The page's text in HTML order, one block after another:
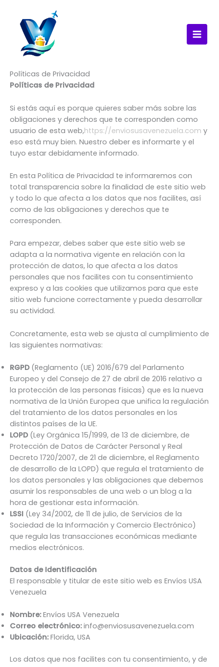
contenido
Políticas de Privacidad
Políticas de Privacidad
Si estás aquí es porque quieres saber más sobre las
obligaciones y derechos que te corresponden como
usuario de esta web,https://enviosusavenezuela.com y
eso está muy bien. Nuestro deber es informarte y el
tuyo estar debidamente informado.
En esta Política de Privacidad te informaremos con
total transparencia sobre la finalidad de este sitio web
y todo lo que afecta a los datos que nos facilites, así
como de las obligaciones y derechos que te
corresponden.
Para empezar, debes saber que este sitio web se
adapta a la normativa vigente en relación con la
protección de datos, lo que afecta a los datos
personales que nos facilites con tu consentimiento
expreso y a las cookies que utilizamos para que este
sitio web funcione correctamente y pueda desarrollar
su actividad.
Concretamente, esta web se ajusta al cumplimiento de
las siguientes normativas:
RGPD(Reglamento (UE) 2016/679 del Parlamento
Europeo y del Consejo de 27 de abril de 2016 relativo a
la protección de las personas físicas) que es la nueva
normativa de la Unión Europea que unifica la regulación
del tratamiento de los datos personales en los
distintos países de la UE.
LOPD(Ley Orgánica 15/1999, de 13 de diciembre, de
Protección de Datos de Carácter Personal y Real
Decreto 1720/2007, de 21 de diciembre, el Reglamento
de desarrollo de la LOPD) que regula el tratamiento de
los datos personales y las obligaciones que debemos
asumir los responsables de una web o un blog a la
hora de gestionar esta información.
LSSI (Ley 34/2002, de 11 de julio, de Servicios de la
Sociedad de la Información y Comercio Electrónico)
que regula las transacciones económicas mediante
medios electrónicos.
Datos de Identificación
El responsable y titular de este sitio web es Envíos USA
Venezuela
Nombre:Envíos USA Venezuela
Correo electrónico:info@enviosusavenezuela.com
Ubicación:Florida, USA
Los datos que nos facilites con tu consentimiento, y de